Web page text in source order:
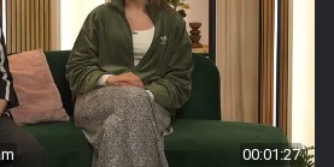
00:01:27